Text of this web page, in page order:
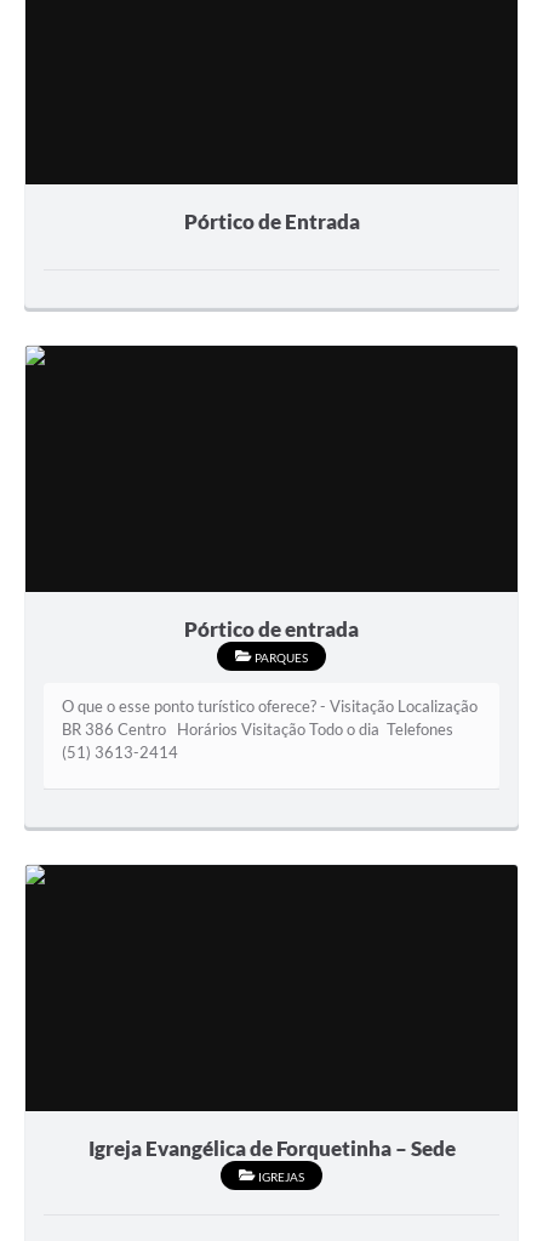
Pórtico de Entrada
Pórtico de entrada
PARQUES
O que o esse ponto turístico oferece? - Visitação Localização
BR 386 Centro Horários Visitação Todo o dia Telefones
(51) 3613-2414
Igreja Evangélica de Forquetinha – Sede
IGREJAS